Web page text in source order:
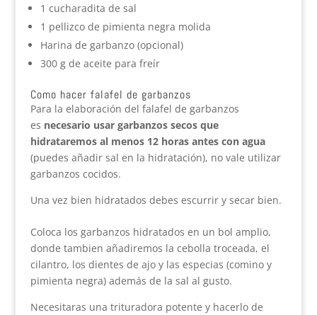
1 cucharadita de sal
1 pellizco de pimienta negra molida
Harina de garbanzo (opcional)
300 g de aceite para freír
Como hacer falafel de garbanzos
Para la elaboración del falafel de garbanzos
es necesario usar garbanzos secos que
hidrataremos al menos 12 horas antes con agua
(puedes añadir sal en la hidratación), no vale utilizar
garbanzos cocidos.
Una vez bien hidratados debes escurrir y secar bien.
Coloca los garbanzos hidratados en un bol amplio,
donde tambien añadiremos la cebolla troceada, el
cilantro, los dientes de ajo y las especias (comino y
pimienta negra) además de la sal al gusto.
Necesitaras una trituradora potente y hacerlo de